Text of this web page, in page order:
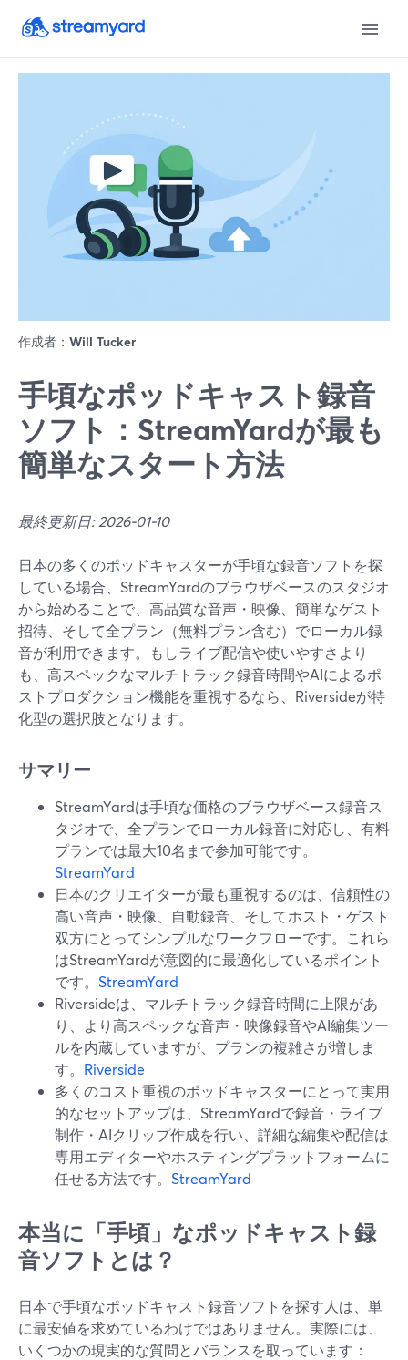
作成者： Will Tucker
手頃なポッドキャスト録音
ソフト：StreamYardが最も
簡単なスタート方法
最終更新日: 2026-01-10
日本の多くのポッドキャスターが手頃な録音ソフトを探
している場合、StreamYardのブラウザベースのスタジオ
から始めることで、高品質な音声・映像、簡単なゲスト
招待、そして全プラン（無料プラン含む）でローカル録
音が利用できます。もしライブ配信や使いやすさより
も、高スペックなマルチトラック録音時間やAIによるポ
ストプロダクション機能を重視するなら、Riversideが特
化型の選択肢となります。
サマリー
StreamYardは手頃な価格のブラウザベース録音ス
タジオで、全プランでローカル録音に対応し、有料
プランでは最大10名まで参加可能です。
StreamYard
日本のクリエイターが最も重視するのは、信頼性の
高い音声・映像、自動録音、そしてホスト・ゲスト
双方にとってシンプルなワークフローです。これら
はStreamYardが意図的に最適化しているポイント
です。 StreamYard
Riversideは、マルチトラック録音時間に上限があ
り、より高スペックな音声・映像録音やAI編集ツー
ルを内蔵していますが、プランの複雑さが増しま
す。 Riverside
多くのコスト重視のポッドキャスターにとって実用
的なセットアップは、StreamYardで録音・ライブ
制作・AIクリップ作成を行い、詳細な編集や配信は
専用エディターやホスティングプラットフォームに
任せる方法です。 StreamYard
本当に「手頃」なポッドキャスト録
音ソフトとは？
日本で手頃なポッドキャスト録音ソフトを探す人は、単
に最安値を求めているわけではありません。実際には、
いくつかの現実的な質問とバランスを取っています：